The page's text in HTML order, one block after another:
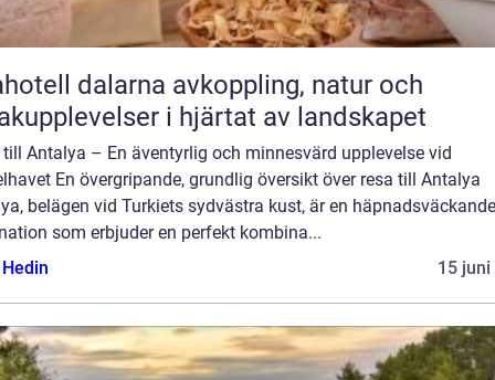
dalarna avkoppling, natur och
i hjärtat av landskapet
till Antalya – En äventyrlig och minnesvärd upplevelse vid
En övergripande, grundlig översikt över resa till Antalya
belägen vid Turkiets sydvästra kust, är en häpnadsväckande
som erbjuder en perfekt kombina...
15 juni